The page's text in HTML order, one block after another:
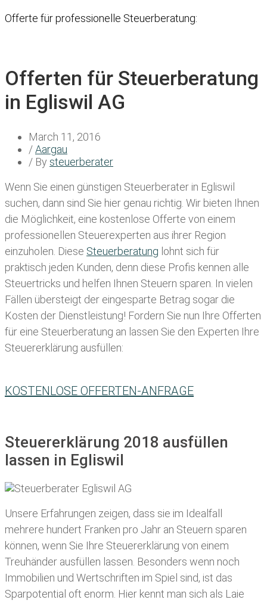
Offerte für professionelle Steuerberatung:
Offerten für Steuerberatung
in Egliswil AG
March 11, 2016
/Aargau
/ By steuerberater
Wenn Sie einen günstigen Steuerberater in Egliswil
suchen, dann sind Sie hier genau richtig. Wir bieten Ihnen
die Möglichkeit, eine kostenlose Offerte von einem
professionellen Steuerexperten aus ihrer Region
einzuholen. Diese Steuerberatung lohnt sich für
praktisch jeden Kunden, denn diese Profis kennen alle
Steuertricks und helfen Ihnen Steuern sparen. In vielen
Fällen übersteigt der eingesparte Betrag sogar die
Kosten der Dienstleistung! Fordern Sie nun Ihre Offerten
für eine Steuerberatung an lassen Sie den Experten Ihre
Steuererklärung ausfüllen:
KOSTENLOSE OFFERTEN-ANFRAGE
Steuererklärung 2018 ausfüllen
lassen in Egliswil
Unsere Erfahrungen zeigen, dass sie im Idealfall
mehrere hundert Franken pro Jahr an Steuern sparen
können, wenn Sie Ihre Steuererklärung von einem
Treuhänder ausfüllen lassen . Besonders wenn noch
Immobilien und Wertschriften im Spiel sind, ist das
Sparpotential oft enorm. Hier kennt man sich als Laie